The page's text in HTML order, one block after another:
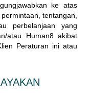
ke atas
tentangan,
perbelanjaan yang
atau Human8 akibat
Peraturan ini atau